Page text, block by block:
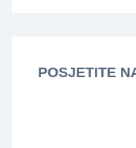
POSJETITE